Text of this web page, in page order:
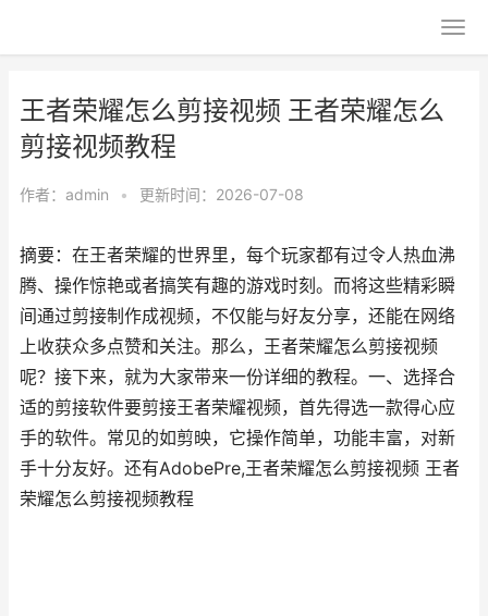
王者荣耀怎么剪接视频 王者荣耀怎么
剪接视频教程
作者： admin • 更新时间：2026-07-08
摘要：在王者荣耀的世界里，每个玩家都有过令人热血沸
腾、操作惊艳或者搞笑有趣的游戏时刻。而将这些精彩瞬
间通过剪接制作成视频，不仅能与好友分享，还能在网络
上收获众多点赞和关注。那么，王者荣耀怎么剪接视频
呢？接下来，就为大家带来一份详细的教程。一、选择合
适的剪接软件要剪接王者荣耀视频，首先得选一款得心应
手的软件。常见的如剪映，它操作简单，功能丰富，对新
手十分友好。还有AdobePre,王者荣耀怎么剪接视频 王者
荣耀怎么剪接视频教程